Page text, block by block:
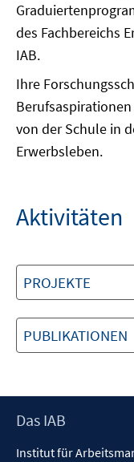
des Fachbereichs
IAB.
Ihre
von der Schule in
Erwerbsleben.
Aktivitäten
PROJEKTE
PUBLIKATIONEN
Footer
Das IAB
Institut für